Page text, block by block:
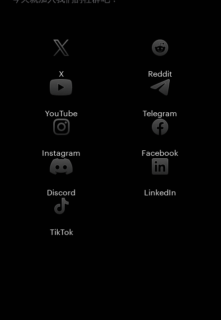
X Reddit
YouTube Telegram
Instagram Facebook
Discord LinkedIn
TikTok